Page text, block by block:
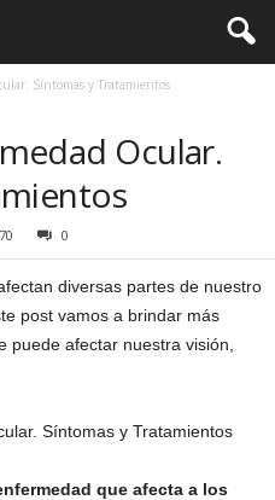
Síntomas y Tratamientos
Ocular.
0
diversas partes de nuestro
post vamos a brindar más
puede afectar nuestra visión,
que afecta a los